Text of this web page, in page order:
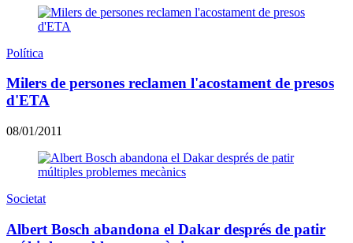
Política
Milers de persones reclamen l'acostament de presos
d'ETA
08/01/2011
Societat
Albert Bosch abandona el Dakar després de patir